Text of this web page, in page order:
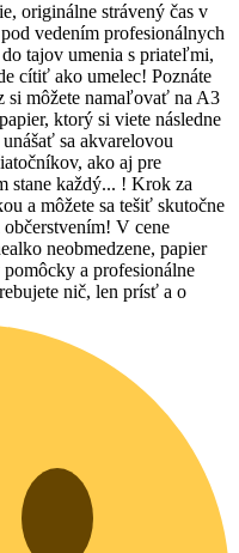
originálne strávený čas v
vedením profesionálnych
tajov umenia s priateľmi,
cítiť ako umelec! Poznáte
si môžete namaľovať na A3
ktorý si viete následne
sa akvarelovou
ako aj pre
stane každý... ! Krok za
a môžete sa tešiť skutočne
V cene
neobmedzene, papier
a profesionálne
nič, len prísť a o